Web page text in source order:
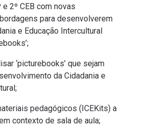
2º CEB com novas
para desenvolverem
e Educação Intercultural
‘picturebooks’ que sejam
da Cidadania e
pedagógicos (ICEKits) a
contexto de sala de aula;